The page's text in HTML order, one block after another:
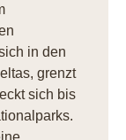
in den
grenzt
sich bis